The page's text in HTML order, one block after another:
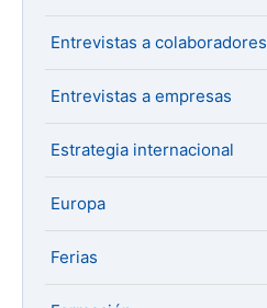
Entrevistas a colaboradores
Entrevistas a empresas
Estrategia internacional
Europa
Ferias